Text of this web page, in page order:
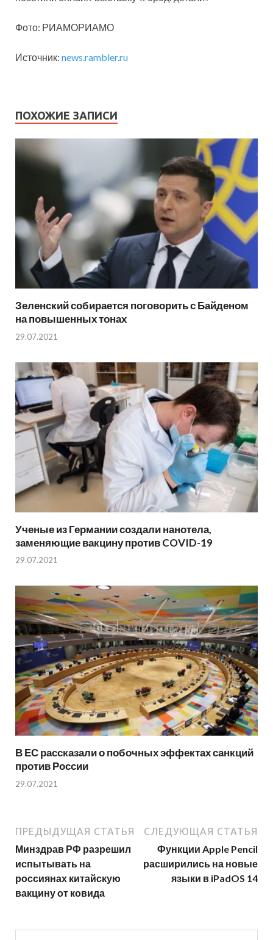
Фото: РИАМОРИАМО
Источник: news.rambler.ru
ПОХОЖИЕ ЗАПИСИ
Зеленский собирается поговорить с Байденом
на повышенных тонах
29.07.2021
Ученые из Германии создали нанотела,
заменяющие вакцину против COVID-19
29.07.2021
В ЕС рассказали о побочных эффектах санкций
против России
29.07.2021
ПРЕДЫДУЩАЯ СТАТЬЯ
Минздрав РФ разрешил
испытывать на
россиянах китайскую
вакцину от ковида
СЛЕДУЮЩАЯ СТАТЬЯ
Функции Apple Pencil
расширились на новые
языки в iPadOS 14